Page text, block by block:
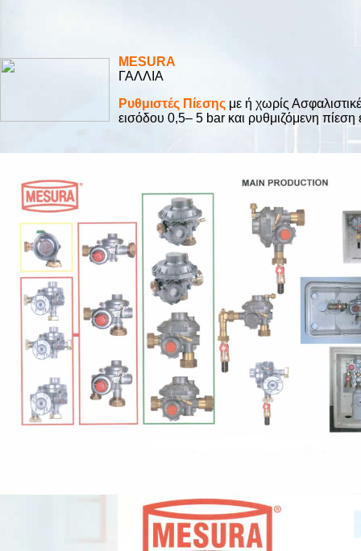
MESURA
ΓΑΛΛΙΑ
Ρυθμιστές Πίεσης με ή χωρίς
εισόδου 0,5– 5 bar και ρυθμιζόμενη